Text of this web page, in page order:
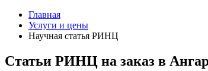
Главная
Услуги и цены
Научная статья РИНЦ
Статьи РИНЦ на заказ в